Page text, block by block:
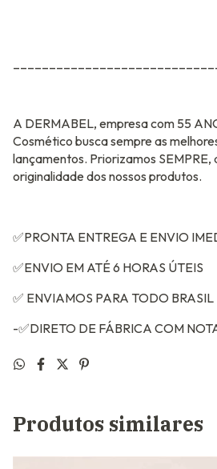
A DERMABEL, empresa com 55
Cosmético busca sempre as
lançamentos. Priorizamos SEMPRE,
originalidade dos nossos produtos.
✅PRONTA ENTREGA E ENVIO
✅ENVIO EM ATÉ 6 HORAS ÚTEIS
✅ ENVIAMOS PARA TODO BRASIL
-✅DIRETO DE FÁBRICA COM
Produtos similares